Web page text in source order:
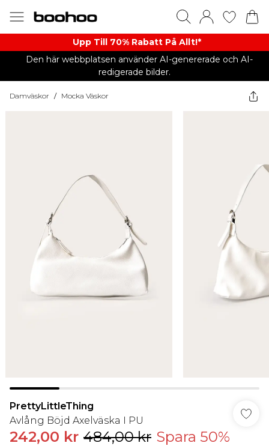
Upp Till 70% Rabatt På Allt!*
Den här webbplatsen använder AI-genererade och AI-
redigerade bilder.
Damväskor / Mocka Väskor
PrettyLittleThing
Avlång Böjd Axelväska I PU
242,00 kr 484,00 kr Spara 50%